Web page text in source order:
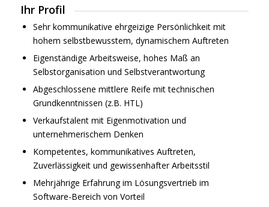
Ihr Profil
Sehr kommunikative ehrgeizige Persönlichkeit mit
hohem selbstbewusstem, dynamischem Auftreten
Eigenständige Arbeitsweise, hohes Maß an
Selbstorganisation und Selbstverantwortung
Abgeschlossene mittlere Reife mit technischen
Grundkenntnissen (z.B. HTL)
Verkaufstalent mit Eigenmotivation und
unternehmerischem Denken
Kompetentes, kommunikatives Auftreten,
Zuverlässigkeit und gewissenhafter Arbeitsstil
Mehrjährige Erfahrung im Lösungsvertrieb im
Software-Bereich von Vorteil